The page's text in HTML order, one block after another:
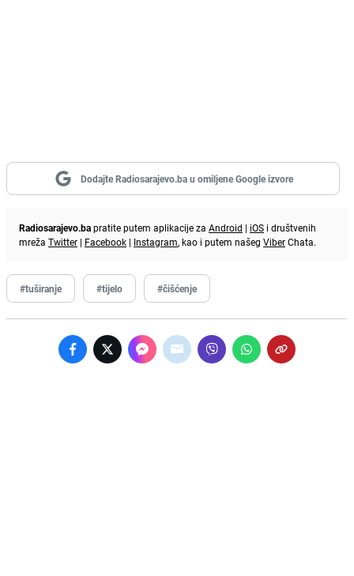
Dodajte Radiosarajevo.ba u omiljene Google izvore
Radiosarajevo.bapratite putem aplikacije za Android | iOS i društvenih
mreža Twitter | Facebook | Instagram, kao i putem našeg ViberChata.
#tuširanje #tijelo #čišćenje